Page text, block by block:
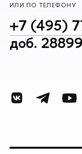
ИЛИ ПО ТЕЛЕФОНУ
+7 (495)
доб.